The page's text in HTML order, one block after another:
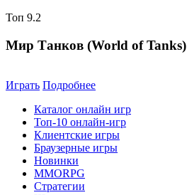
Топ 9.2
Мир Танков (World of Tanks)
Играть Подробнее
Каталог онлайн игр
Топ-10 онлайн-игр
Клиентские игры
Браузерные игры
Новинки
MMORPG
Стратегии